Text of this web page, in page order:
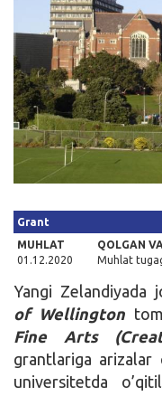
Kirish
Grant
MUHLAT
01.12.2020
QOLGAN
Muhlat
Yangi Zelandiyada
of Wellington
Fine Arts
grantlariga arizalar
universitetda